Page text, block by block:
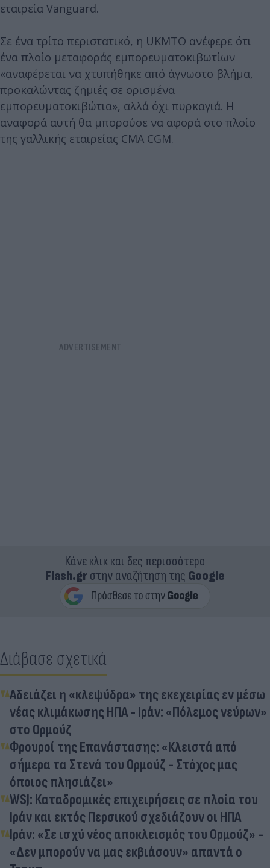
εταιρεία Vanguard.
Σε ένα τρίτο περιστατικό, η UKMTO ανέφερε ότι
ένα πλοίο μεταφοράς εμπορευματοκιβωτίων
«αναφέρεται να χτυπήθηκε από άγνωστο βλήμα,
προκαλώντας ζημιές σε ορισμένα
εμπορευματοκιβώτια», αλλά όχι πυρκαγιά. Η
αναφορά αυτή θα μπορούσε να αφορά στο πλοίο
της γαλλικής εταιρείας CMA CGM.
Κάνε κλικ και δες περισσότερο
Flash.grστην αναζήτηση της Google
Διάβασε σχετικά
Αδειάζει η «κλεψύδρα» της εκεχειρίας εν μέσω
νέας κλιμάκωσης ΗΠΑ - Ιράν: «Πόλεμος νεύρων»
στο Ορμούζ
Φρουροί της Επανάστασης: «Κλειστά από
σήμερα τα Στενά του Ορμούζ - Στόχος μας
όποιος πλησιάζει»
WSJ: Καταδρομικές επιχειρήσεις σε πλοία του
Ιράν και εκτός Περσικού σχεδιάζουν οι ΗΠΑ
Ιράν: «Σε ισχύ νέος αποκλεισμός του Ορμούζ» -
«Δεν μπορούν να μας εκβιάσουν» απαντά ο